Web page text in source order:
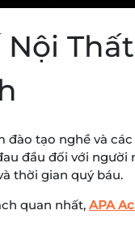
Nội
đào tạo nghề và
đầu đối với
thời gian quý báu.
quan nhất, APA